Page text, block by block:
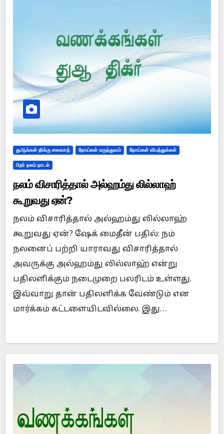
துஆக்கள் திக்ரு ஸலவாத் நோய்கள் மருத்துவம் நோய்கள் விபத்துக்கள்
பிறர் நலம் நாடல்
நலம் விசாரித்தால் அல்ஹம்து லில்லாஹ்
கூறுவது ஏன்?
நலம் விசாரித்தால் அல்ஹம்து லில்லாஹ்
கூறுவது ஏன்? ஷேக் மைதீன் பதில்: நம்
நலனைப் பற்றி யாராவது விசாரித்தால்
அவருக்கு அல்ஹம்து லில்லாஹ் என்று
பதிலளிக்கும் நடைமுறை பலரிடம் உள்ளது.
இவ்வாறு தான் பதிலளிக்க வேண்டும் என
மார்க்கம் கட்டளையிடவில்லை. இது…